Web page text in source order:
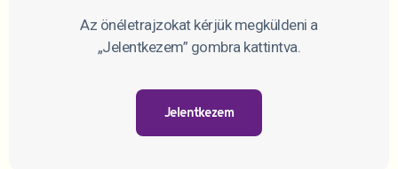
Az önéletrajzokat kérjük megküldeni a
„Jelentkezem” gombra kattintva.
Jelentkezem